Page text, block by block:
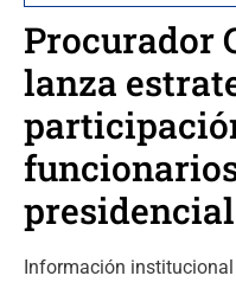
Procurador
lanza
Información institucional